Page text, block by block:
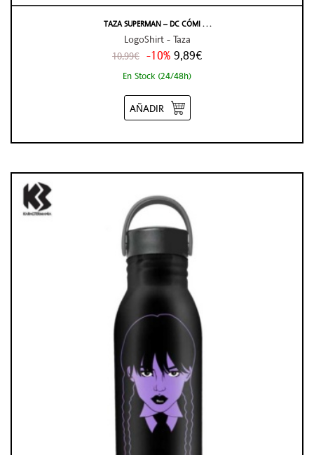
TAZA SUPERMAN – DC CÓMI . . .
LogoShirt - Taza
10,99€ -10% 9,89€
En Stock (24/48h)
AÑADIR